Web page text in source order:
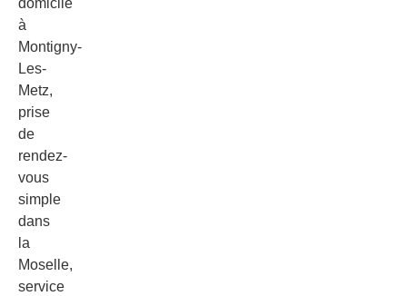
domicile
à
Montigny-
Les-
Metz,
prise
de
rendez-
vous
simple
dans
la
Moselle,
service